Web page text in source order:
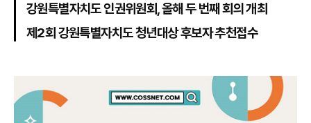
강원특별자치도 인권위원회, 올해 두 번째 회의 개최
제2회 강원특별자치도 청년대상 후보자 추천접수